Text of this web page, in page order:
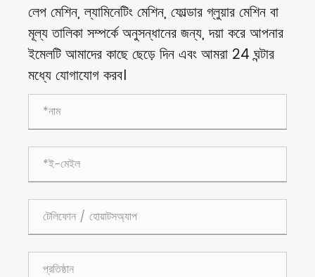
লেপ মেশিন, ল্যামিনেটিং মেশিন, ফোল্ডার গ্লুয়ার মেশিন বা
মূল্য তালিকা সম্পর্কে অনুসন্ধানের জন্য, দয়া করে আপনার
ইমেলটি আমাদের কাছে ছেড়ে দিন এবং আমরা 24 ঘন্টার
মধ্যে যোগাযোগ করব।